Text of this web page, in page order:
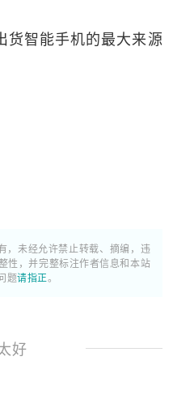
货智能手机的最大来源
，未经允许禁止转载、摘编，违
性，并完整标注作者信息和本站
题请指正。
好